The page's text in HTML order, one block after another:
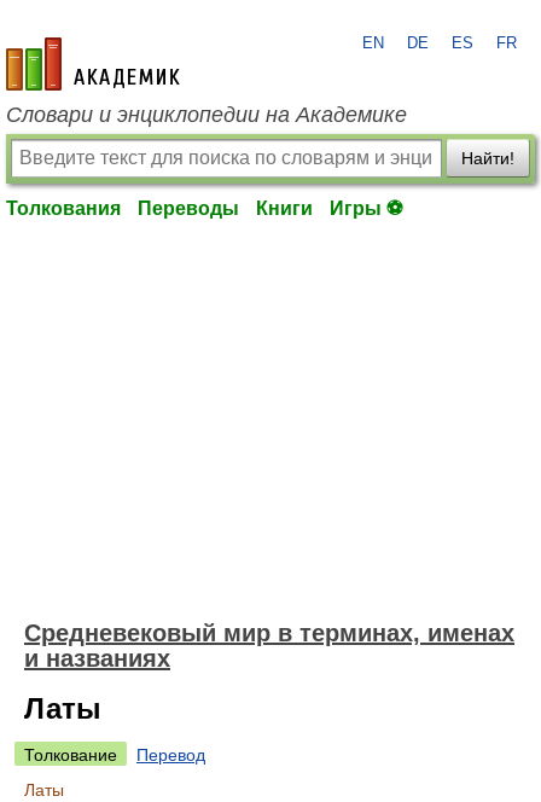
academic.ru
EN DE ES FR
Словари и энциклопедии на Академике
Найти!
Толкования Переводы Книги Игры ⚽
Средневековый мир в терминах, именах
и названиях
Латы
Толкование
Перевод
Латы